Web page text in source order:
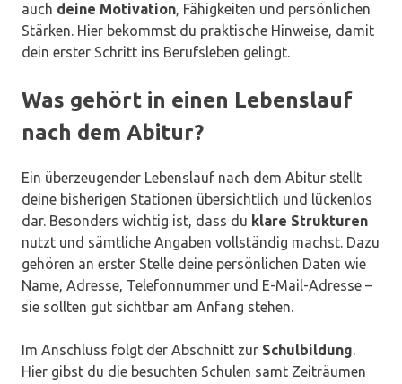
auch deine Motivation, Fähigkeiten und persönlichen
Stärken. Hier bekommst du praktische Hinweise, damit
dein erster Schritt ins Berufsleben gelingt.
Was gehört in einen Lebenslauf
nach dem Abitur?
Ein überzeugender Lebenslauf nach dem Abitur stellt
deine bisherigen Stationen übersichtlich und lückenlos
dar. Besonders wichtig ist, dass du klare Strukturen
nutzt und sämtliche Angaben vollständig machst. Dazu
gehören an erster Stelle deine persönlichen Daten wie
Name, Adresse, Telefonnummer und E-Mail-Adresse –
sie sollten gut sichtbar am Anfang stehen.
Im Anschluss folgt der Abschnitt zur Schulbildung.
Hier gibst du die besuchten Schulen samt Zeiträumen